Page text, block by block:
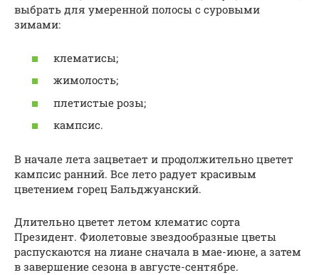
выбрать для умеренной полосы с суровыми
зимами:
клематисы;
жимолость;
плетистые розы;
кампсис.
В начале лета зацветает и продолжительно цветет
кампсис ранний. Все лето радует красивым
цветением горец Бальджуанский.
Длительно цветет летом клематис сорта
Президент. Фиолетовые звездообразные цветы
распускаются на лиане сначала в мае-июне, а затем
в завершение сезона в августе-сентябре.